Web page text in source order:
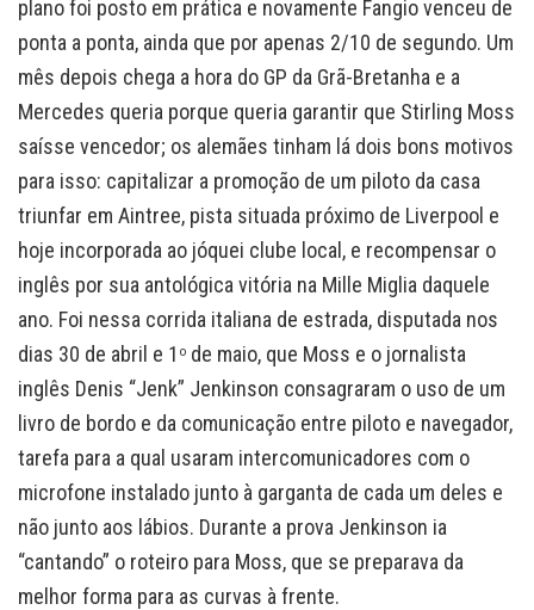
plano foi posto em prática e novamente Fangio venceu de
ponta a ponta, ainda que por apenas 2/10 de segundo. Um
mês depois chega a hora do GP da Grã-Bretanha e a
Mercedes queria porque queria garantir que Stirling Moss
saísse vencedor; os alemães tinham lá dois bons motivos
para isso: capitalizar a promoção de um piloto da casa
triunfar em Aintree, pista situada próximo de Liverpool e
hoje incorporada ao jóquei clube local, e recompensar o
inglês por sua antológica vitória na Mille Miglia daquele
ano. Foi nessa corrida italiana de estrada, disputada nos
dias 30 de abril e 1 o de maio, que Moss e o jornalista
inglês Denis “Jenk” Jenkinson consagraram o uso de um
livro de bordo e da comunicação entre piloto e navegador,
tarefa para a qual usaram intercomunicadores com o
microfone instalado junto à garganta de cada um deles e
não junto aos lábios. Durante a prova Jenkinson ia
“cantando” o roteiro para Moss, que se preparava da
melhor forma para as curvas à frente.